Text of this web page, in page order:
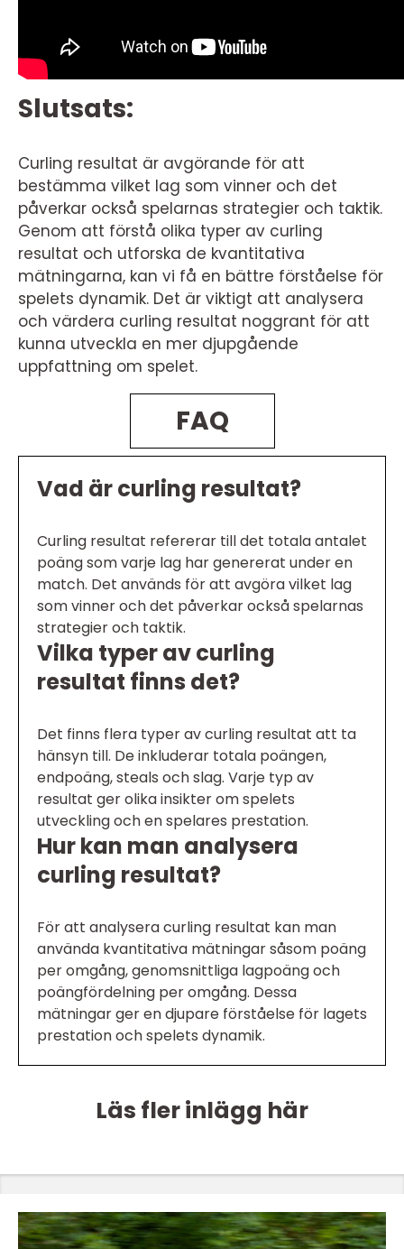
Slutsats:
Curling resultat är avgörande för att
bestämma vilket lag som vinner och det
påverkar också spelarnas strategier och taktik.
Genom att förstå olika typer av curling
resultat och utforska de kvantitativa
mätningarna, kan vi få en bättre förståelse för
spelets dynamik. Det är viktigt att analysera
och värdera curling resultat noggrant för att
kunna utveckla en mer djupgående
uppfattning om spelet.
FAQ
Vad är curling resultat?
Curling resultat refererar till det totala antalet
poäng som varje lag har genererat under en
match. Det används för att avgöra vilket lag
som vinner och det påverkar också spelarnas
strategier och taktik.
Vilka typer av curling
resultat finns det?
Det finns flera typer av curling resultat att ta
hänsyn till. De inkluderar totala poängen,
endpoäng, steals och slag. Varje typ av
resultat ger olika insikter om spelets
utveckling och en spelares prestation.
Hur kan man analysera
curling resultat?
För att analysera curling resultat kan man
använda kvantitativa mätningar såsom poäng
per omgång, genomsnittliga lagpoäng och
poängfördelning per omgång. Dessa
mätningar ger en djupare förståelse för lagets
prestation och spelets dynamik.
Läs fler inlägg här